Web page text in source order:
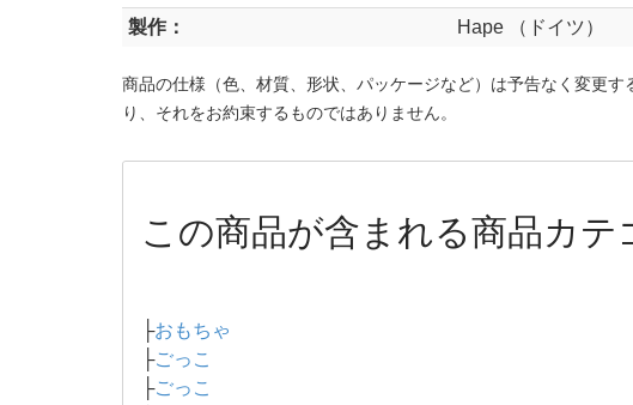
製作：
Hape （ドイツ）
商品の仕様（色、材質、形状、パッケージなど）は予告なく変更
り、それをお約束するものではありません。
この商品が含まれる商品カテ
├おもちゃ
├ごっこ
├ごっこ